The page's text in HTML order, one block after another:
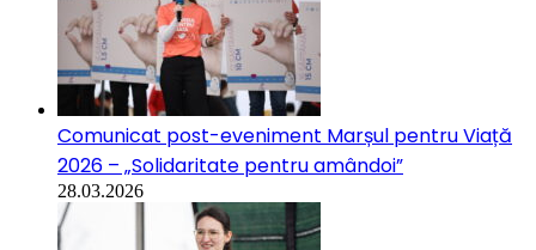
Comunicat post-eveniment Marșul pentru Viață
2026 – „Solidaritate pentru amândoi”
28.03.2026